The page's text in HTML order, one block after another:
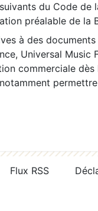
du Code
préalable de la
à des
Universal Music
commerciale
Flux RSS